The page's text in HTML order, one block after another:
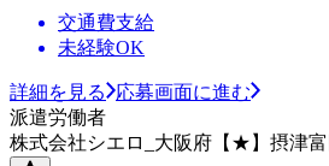
交通費支給
未経験OK
詳細を見る
応募画面に進む
派遣労働者
株式会社シエロ_大阪府【★】摂津